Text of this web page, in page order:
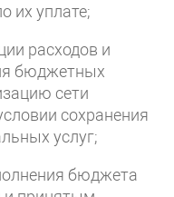
их уплате;
расходов и
бюджетных
сети
сохранения
услуг;
бюджета